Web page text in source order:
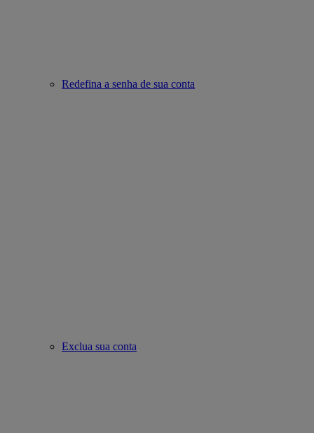
Redefina a senha de sua conta
Exclua sua conta